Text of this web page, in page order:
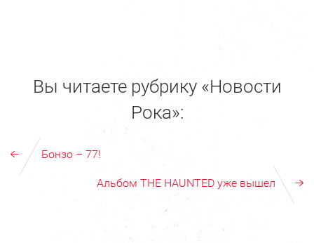
Вы читаете рубрику «Новости
Рока»:
Бонзо – 77!
Альбом THE HAUNTED уже вышел